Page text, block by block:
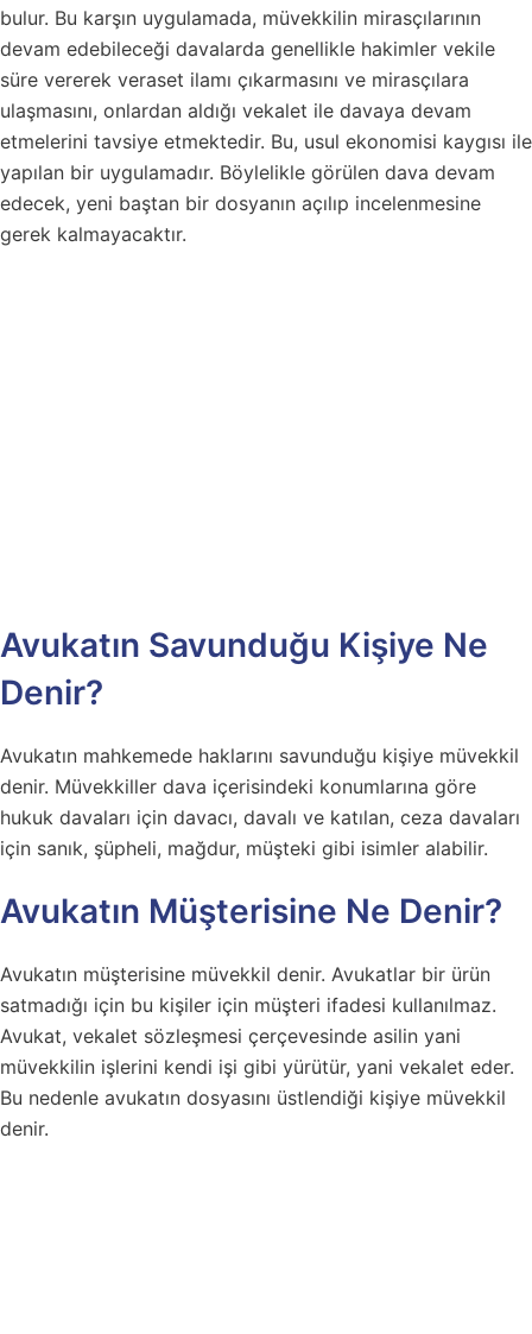
bulur. Bu karşın uygulamada, müvekkilin mirasçılarının
devam edebileceği davalarda genellikle hakimler vekile
süre vererek veraset ilamı çıkarmasını ve mirasçılara
ulaşmasını, onlardan aldığı vekalet ile davaya devam
etmelerini tavsiye etmektedir. Bu, usul ekonomisi kaygısı ile
yapılan bir uygulamadır. Böylelikle görülen dava devam
edecek, yeni baştan bir dosyanın açılıp incelenmesine
gerek kalmayacaktır.
Avukatın Savunduğu Kişiye Ne
Denir?
Avukatın mahkemede haklarını savunduğu kişiye müvekkil
denir. Müvekkiller dava içerisindeki konumlarına göre
hukuk davaları için davacı, davalı ve katılan, ceza davaları
için sanık, şüpheli, mağdur, müşteki gibi isimler alabilir.
Avukatın Müşterisine Ne Denir?
Avukatın müşterisine müvekkil denir. Avukatlar bir ürün
satmadığı için bu kişiler için müşteri ifadesi kullanılmaz.
Avukat, vekalet sözleşmesi çerçevesinde asilin yani
müvekkilin işlerini kendi işi gibi yürütür, yani vekalet eder.
Bu nedenle avukatın dosyasını üstlendiği kişiye müvekkil
denir.